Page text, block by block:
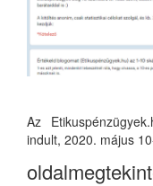
Az
indult, 2020. május